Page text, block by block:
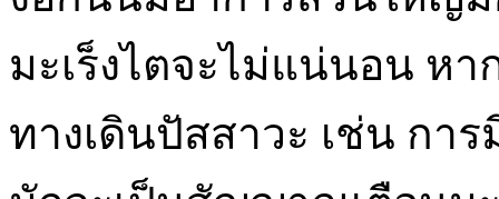
มะเร็งไตจะไม่แน่นอน ห
ทางเดินปัสสาวะ เช่น กา